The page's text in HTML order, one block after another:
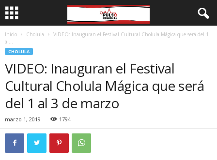
Inicio Cholula
VIDEO: Inauguran el Festival Cultural Cholula Mágica que será del 1
al...
CHOLULA
VIDEO: Inauguran el Festival
Cultural Cholula Mágica que será
del 1 al 3 de marzo
marzo 1, 2019 1794